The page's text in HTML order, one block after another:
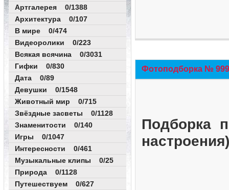
Артгалерея 0/1388
Архитектура 0/107
В мире 0/474
Видеоролики 0/223
Всякая всячина 0/3031
Гифки 0/830
Дата 0/89
Девушки 0/1548
Животный мир 0/715
Звёздные засветы 0/1128
Знаменитости 0/140
Игры 0/1047
Интересности 0/461
Музыкальные клипы 0/25
Природа 0/1128
Путешествуем 0/627
Фотоподборка №
Подборка